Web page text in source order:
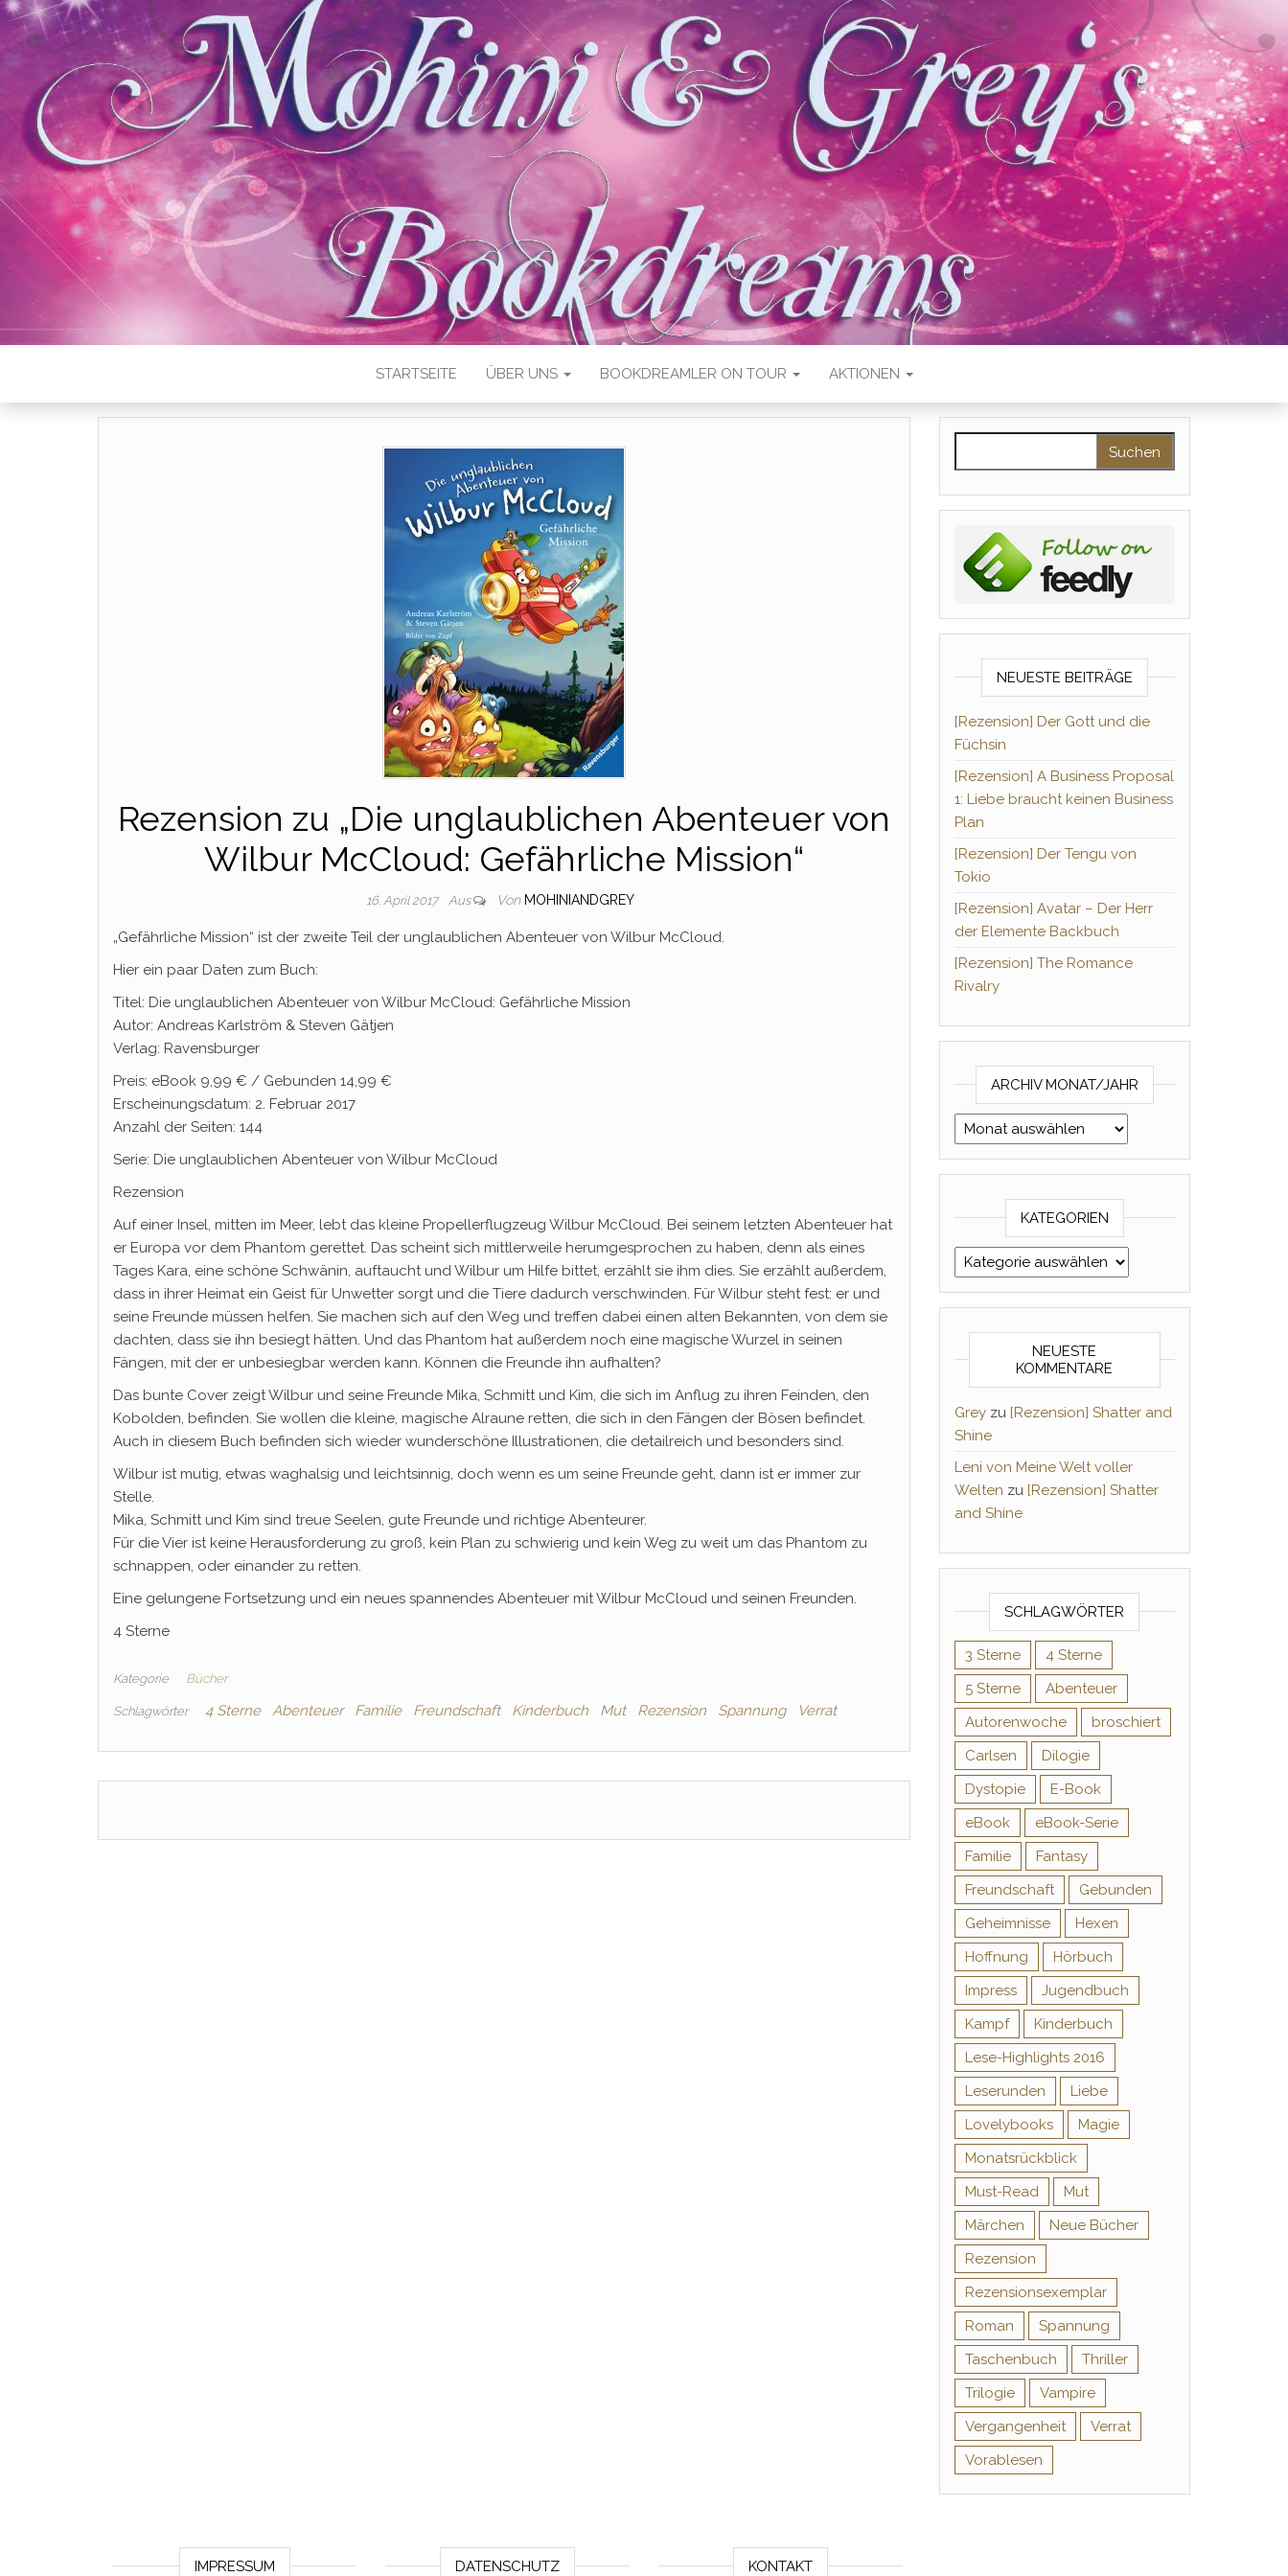
STARTSEITE ÜBER UNS BOOKDREAMLER ON TOUR AKTIONEN
Rezension zu „Die unglaublichen Abenteuer von
Wilbur McCloud: Gefährliche Mission“
16. April 2017 Aus Von MOHINIANDGREY
„Gefährliche Mission“ ist der zweite Teil der unglaublichen Abenteuer von Wilbur McCloud.
Hier ein paar Daten zum Buch:
Titel: Die unglaublichen Abenteuer von Wilbur McCloud: Gefährliche Mission
Autor: Andreas Karlström & Steven Gätjen
Verlag: Ravensburger
Preis: eBook 9,99 € / Gebunden 14,99 €
Erscheinungsdatum: 2. Februar 2017
Anzahl der Seiten: 144
Serie: Die unglaublichen Abenteuer von Wilbur McCloud
Rezension
Auf einer Insel, mitten im Meer, lebt das kleine Propellerflugzeug Wilbur McCloud. Bei seinem letzten Abenteuer hat
er Europa vor dem Phantom gerettet. Das scheint sich mittlerweile herumgesprochen zu haben, denn als eines
Tages Kara, eine schöne Schwänin, auftaucht und Wilbur um Hilfe bittet, erzählt sie ihm dies. Sie erzählt außerdem,
dass in ihrer Heimat ein Geist für Unwetter sorgt und die Tiere dadurch verschwinden. Für Wilbur steht fest: er und
seine Freunde müssen helfen. Sie machen sich auf den Weg und treffen dabei einen alten Bekannten, von dem sie
dachten, dass sie ihn besiegt hätten. Und das Phantom hat außerdem noch eine magische Wurzel in seinen
Fängen, mit der er unbesiegbar werden kann. Können die Freunde ihn aufhalten?
Das bunte Cover zeigt Wilbur und seine Freunde Mika, Schmitt und Kim, die sich im Anflug zu ihren Feinden, den
Kobolden, befinden. Sie wollen die kleine, magische Alraune retten, die sich in den Fängen der Bösen befindet.
Auch in diesem Buch befinden sich wieder wunderschöne Illustrationen, die detailreich und besonders sind.
Wilbur ist mutig, etwas waghalsig und leichtsinnig, doch wenn es um seine Freunde geht, dann ist er immer zur
Stelle.
Mika, Schmitt und Kim sind treue Seelen, gute Freunde und richtige Abenteurer.
Für die Vier ist keine Herausforderung zu groß, kein Plan zu schwierig und kein Weg zu weit um das Phantom zu
schnappen, oder einander zu retten.
Eine gelungene Fortsetzung und ein neues spannendes Abenteuer mit Wilbur McCloud und seinen Freunden.
4 Sterne
Kategorie Bücher
Schlagwörter 4 Sterne Abenteuer Familie Freundschaft Kinderbuch Mut Rezension Spannung Verrat
NEUESTE BEITRÄGE
[Rezension] Der Gott und die
Füchsin
[Rezension] A Business Proposal
1: Liebe braucht keinen Business
Plan
[Rezension] Der Tengu von
Tokio
[Rezension] Avatar – Der Herr
der Elemente Backbuch
[Rezension] The Romance
Rivalry
ARCHIV MONAT/JAHR
Archiv Monat/Jahr
KATEGORIEN
Kategorien
NEUESTE
KOMMENTARE
Greyzu [Rezension] Shatter and
Shine
Leni von Meine Welt voller
Welten zu [Rezension] Shatter
and Shine
SCHLAGWÖRTER
3 Sterne
4 Sterne
5 Sterne
Abenteuer
Autorenwoche
broschiert
Carlsen
Dilogie
Dystopie
E-Book
eBook
eBook-Serie
Familie
Fantasy
Freundschaft
Gebunden
Geheimnisse
Hexen
Hoffnung
Hörbuch
Impress
Jugendbuch
Kampf
Kinderbuch
Lese-Highlights 2016
Leserunden
Liebe
Lovelybooks
Magie
Monatsrückblick
Must-Read
Mut
Märchen
Neue Bücher
Rezension
Rezensionsexemplar
Roman
Spannung
Taschenbuch
Thriller
Trilogie
Vampire
Vergangenheit
Verrat
Vorablesen
IMPRESSUM DATENSCHUTZ KONTAKT